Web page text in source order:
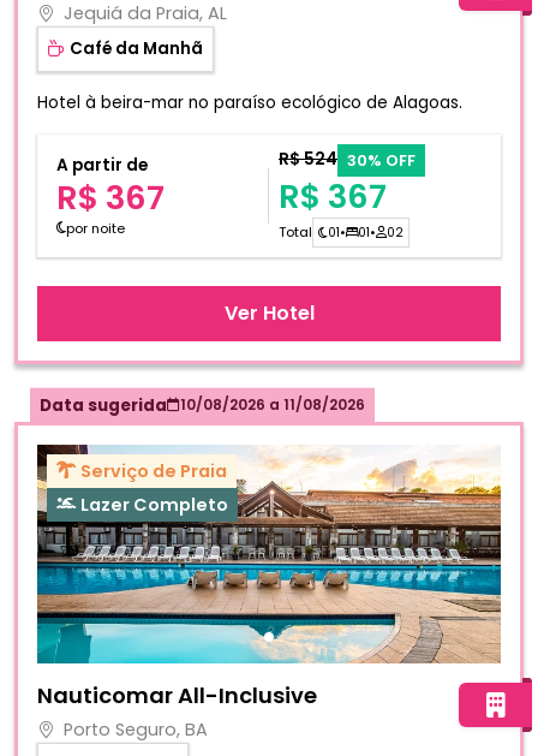
Jequiá da Praia, AL
Café da Manhã
Hotel à beira-mar no paraíso ecológico de Alagoas.
A partir de
R$ 367
por noite
R$ 524 30% OFF
R$ 367
Total 01• 01• 02
Ver Hotel
Data sugerida 10/08/2026 a 11/08/2026
Serviço de Praia
Lazer Completo
Nauticomar All-Inclusive
Porto Seguro, BA